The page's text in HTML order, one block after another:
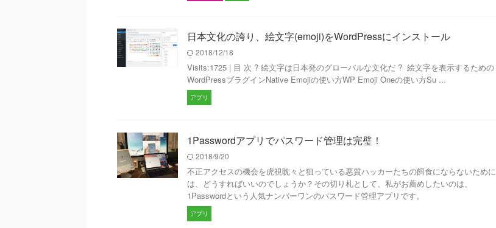
日本文化の誇り、絵文字(emoji)をWordPressにインストール
2018/12/18
Visits:1725 | 目 次 ? 絵文字は日本発のグローバルな文化だ ? 絵文字を表示するための
WordPressプラグインNative Emojiの使い方WP Emoji Oneの使い方Su ...
アプリ
1Passwordアプリでパスワード管理は完璧！
2018/9/20
不正アクセスの機会を虎視眈々と狙っている悪質ハッカーたちの餌食にならないために
は、どうすればいいのでしょうか？その切り札として、私がお薦めしたいのは、
1Passwordという人気ナンバーワンのパスワード管理アプリです。
アプリ